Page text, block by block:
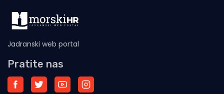
Jadranski web portal
Pratite nas